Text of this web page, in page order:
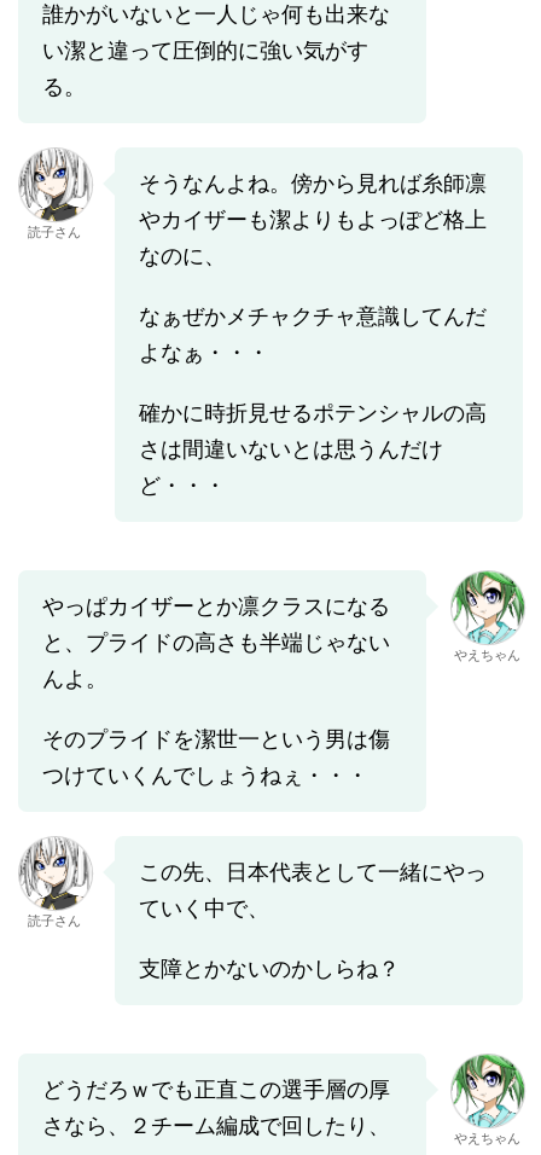
誰かがいないと一人じゃ何も出来な
い潔と違って圧倒的に強い気がす
る。
読子さん
そうなんよね。傍から見れば糸師凛
やカイザーも潔よりもよっぽど格上
なのに、
なぁぜかメチャクチャ意識してんだ
よなぁ・・・
確かに時折見せるポテンシャルの高
さは間違いないとは思うんだけ
ど・・・
やっぱカイザーとか凛クラスになる
と、プライドの高さも半端じゃない
んよ。
そのプライドを潔世一という男は傷
つけていくんでしょうねぇ・・・
やえちゃん
読子さん
この先、日本代表として一緒にやっ
ていく中で、
支障とかないのかしらね？
どうだろｗでも正直この選手層の厚
さなら、２チーム編成で回したり、
やえちゃん